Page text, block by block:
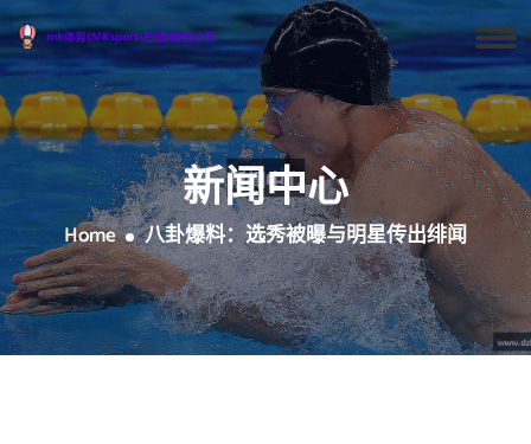
新闻中心
Home 八卦爆料：选秀被曝与明星传出绯闻